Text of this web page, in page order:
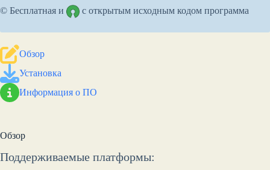
© Бесплатная и с открытым исходным кодом программа
Обзор
Установка
Информация о ПО
Обзор
Поддерживаемые платформы: